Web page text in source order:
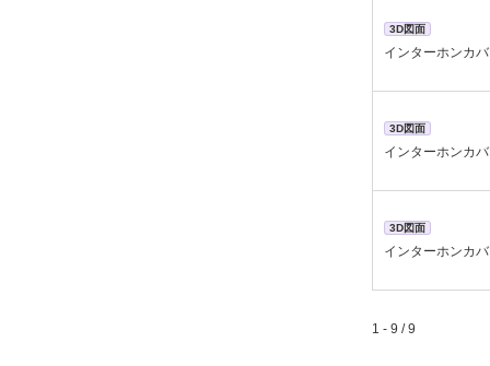
3D図面
インターホンカ
3D図面
インターホンカ
3D図面
インターホンカ
1 - 9 / 9